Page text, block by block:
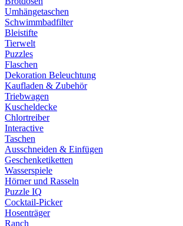
Umhängetaschen
Schwimmbadfilter
Bleistifte
Tierwelt
Puzzles
Flaschen
Dekoration Beleuchtung
Kaufladen & Zubehör
Triebwagen
Kuscheldecke
Chlortreiber
Interactive
Taschen
Ausschneiden & Einfügen
Geschenketiketten
Wasserspiele
Hörner und Rasseln
Puzzle IQ
Cocktail-Picker
Hosenträger
Ranch